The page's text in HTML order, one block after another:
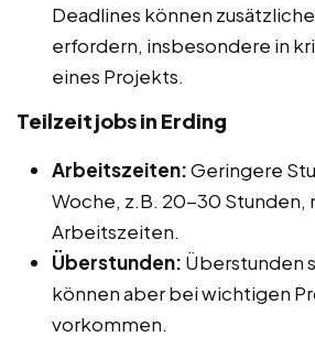
Deadlines können
erfordern, insbesondere in
eines Projekts.
Teilzeitjobs in Erding
Arbeitszeiten:Geringere
Woche, z.B. 20-30 Stunden,
Arbeitszeiten.
Überstunden: Überstunden
können aber bei wichtigen
vorkommen.